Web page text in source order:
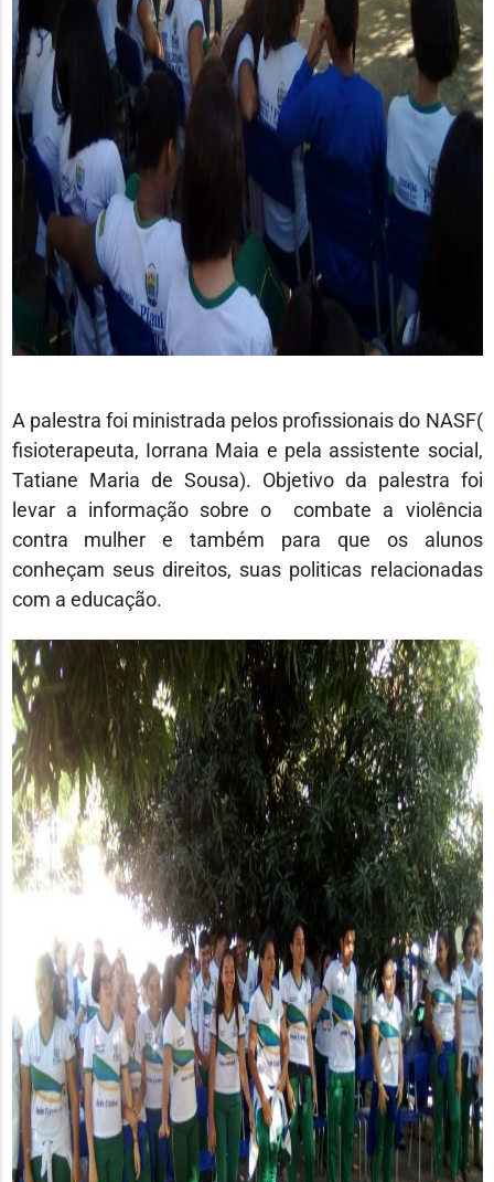
A palestra foi ministrada pelos profissionais do NASF(
fisioterapeuta, Iorrana Maia e pela assistente social,
Tatiane Maria de Sousa). Objetivo da palestra foi
levar a informação sobre o combate a violência
contra mulher e também para que os alunos
conheçam seus direitos, suas politicas relacionadas
com a educação.